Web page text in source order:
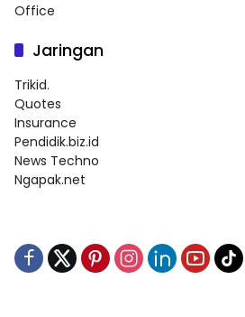
Office
Jaringan
Trikid.
Quotes
Insurance
Pendidik.biz.id
News Techno
Ngapak.net